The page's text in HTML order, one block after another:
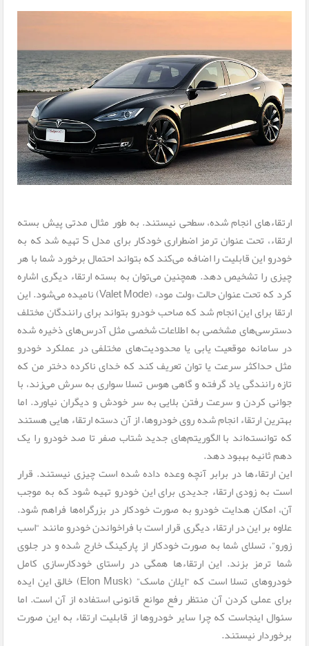
ارتقاءهای انجام شده، سطحی نیستند. به طور مثال مدتی پیش بسته
ارتقاء، تحت عنوان ترمز اضطراری خودکار برای مدل S تهیه شد که به
خودرو این قابلیت را اضافه می‌کند که بتواند احتمال برخورد شما با هر
چیزی را تشخیص دهد. همچنین می‌توان به بسته ارتقاء دیگری اشاره
کرد که تحت عنوان حالت «ولت مود» (Valet Mode) نامیده می‌شود. این
ارتقا برای این انجام شد که صاحب خودرو بتواند برای رانندگان مختلف
دسترسی‌های مشخصی به اطلاعات شخصی مثل آدرس‌های ذخیره شده
در سامانه موقعیت یابی یا محدودیت‌های مختلفی در عملکرد خودرو
مثل حداکثر سرعت یا توان تعریف کند که خدای ناکرده دختر من که
تازه رانندگی یاد گرفته و گاهی هوس تسلا سواری به سرش می‌زند، با
جوانی کردن و سرعت رفتن بلایی به سر خودش و دیگران نیاورد. اما
بهترین ارتقاء انجام شده روی خودروها، از آن دسته ارتقاء هایی هستند
که توانسته‌اند با الگوریتم‌های جدید شتاب صفر تا صد خودرو را یک
دهم ثانیه بهبود دهد.
این ارتقاءها در برابر آنچه وعده داده شده است چیزی نیستند. قرار
است به زودی ارتقاء جدیدی برای این خودرو تهیه شود که به موجب
آن، امکان هدایت خودرو به صورت خودکار در بزرگراه‌ها فراهم شود.
علاوه بر این در ارتقاء دیگری قرار است با فراخواندن خودرو مانند “اسب
زورو”، تسلای شما به صورت خودکار از پارکینگ خارج شده و در جلوی
شما ترمز بزند. این ارتقاءها همگی در راستای خودکارسازی کامل
خودروهای تسلا است که “ایلان ماسک” (Elon Musk) خالق این ایده
برای عملی کردن آن منتظر رفع موانع قانونی استفاده از آن است. اما
سئوال اینجاست که چرا سایر خودروها از قابلیت ارتقاء به این صورت
برخوردار نیستند.